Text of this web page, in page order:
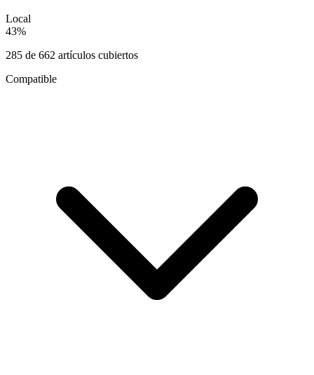
Local
43%
285 de 662 artículos cubiertos
Compatible